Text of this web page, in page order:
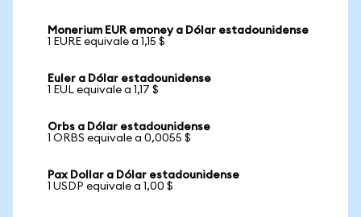
Monerium EUR emoney a Dólar estadounidense
1 EURE equivale a 1,15 $
Euler a Dólar estadounidense
1 EUL equivale a 1,17 $
Orbs a Dólar estadounidense
1 ORBS equivale a 0,0055 $
Pax Dollar a Dólar estadounidense
1 USDP equivale a 1,00 $